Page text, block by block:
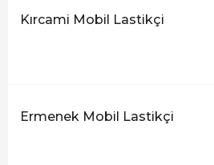
Kırcami Mobil Lastikçi
Ermenek Mobil Lastikçi